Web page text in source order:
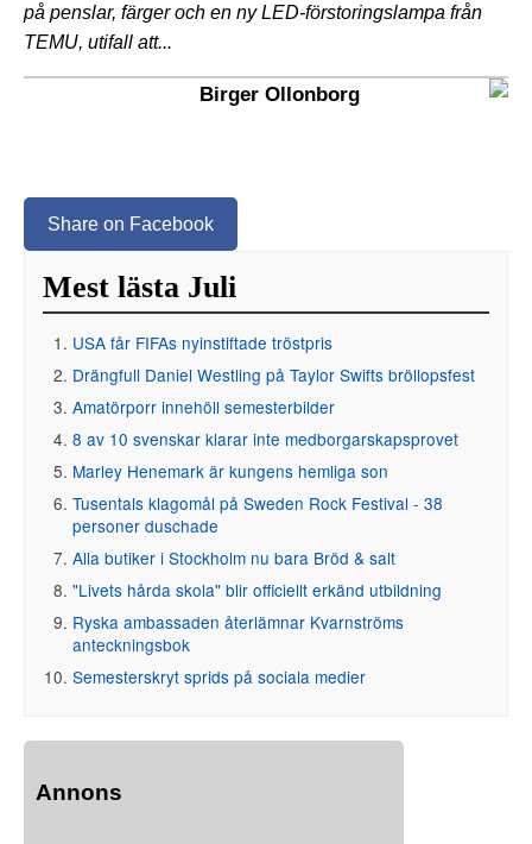
på penslar, färger och en ny LED-förstoringslampa från
TEMU, utifall att...
Birger Ollonborg
Share on Facebook
Mest lästa Juli
USA får FIFAs nyinstiftade tröstpris
Drängfull Daniel Westling på Taylor Swifts bröllopsfest
Amatörporr innehöll semesterbilder
8 av 10 svenskar klarar inte medborgarskapsprovet
Marley Henemark är kungens hemliga son
Tusentals klagomål på Sweden Rock Festival - 38
personer duschade
Alla butiker i Stockholm nu bara Bröd & salt
"Livets hårda skola" blir officiellt erkänd utbildning
Ryska ambassaden återlämnar Kvarnströms
anteckningsbok
Semesterskryt sprids på sociala medier
Annons